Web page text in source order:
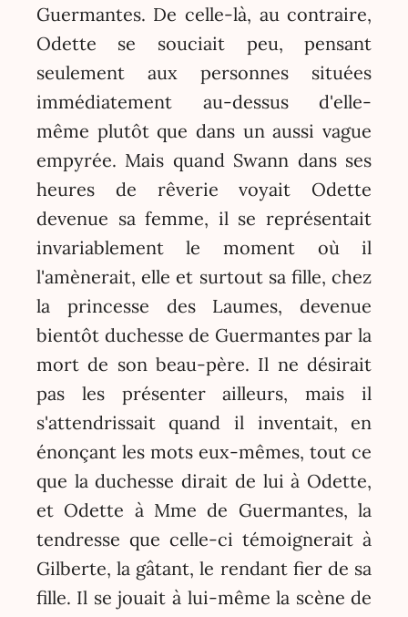
Guermantes. De celle-là, au contraire,
Odette se souciait peu, pensant
seulement aux personnes situées
immédiatement au-dessus d'elle-
même plutôt que dans un aussi vague
empyrée. Mais quand Swann dans ses
heures de rêverie voyait Odette
devenue sa femme, il se représentait
invariablement le moment où il
l'amènerait, elle et surtout sa fille, chez
la princesse des Laumes, devenue
bientôt duchesse de Guermantes par la
mort de son beau-père. Il ne désirait
pas les présenter ailleurs, mais il
s'attendrissait quand il inventait, en
énonçant les mots eux-mêmes, tout ce
que la duchesse dirait de lui à Odette,
et Odette à Mme de Guermantes, la
tendresse que celle-ci témoignerait à
Gilberte, la gâtant, le rendant fier de sa
fille. Il se jouait à lui-même la scène de